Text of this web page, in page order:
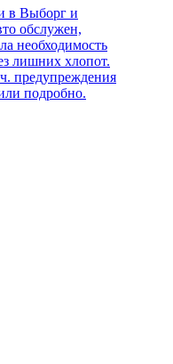
в Выборг и
обслужен,
необходимость
лишних хлопот.
предупреждения
подробно.